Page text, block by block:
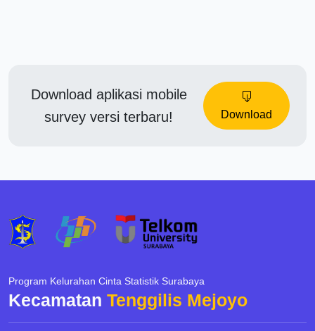
Download aplikasi mobile
survey versi terbaru!
Download
Program Kelurahan Cinta Statistik Surabaya
Kecamatan Tenggilis Mejoyo